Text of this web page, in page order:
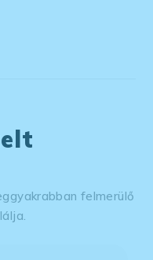
felmerülő